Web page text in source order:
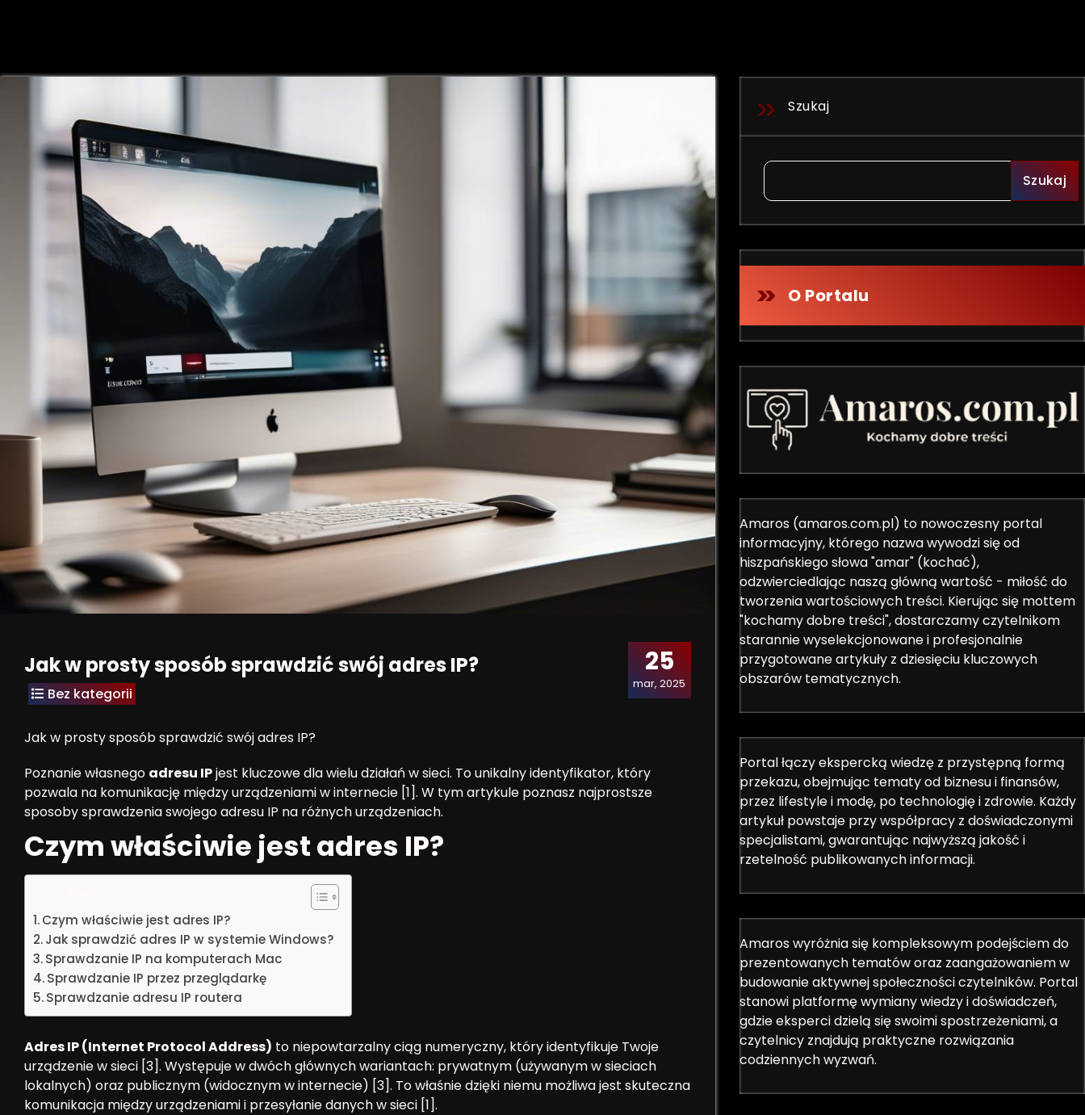
25
mar, 2025
Jak w prosty sposób sprawdzić swój adres IP?
Bez kategorii
Jak w prosty sposób sprawdzić swój adres IP?
Poznanie własnego adresu IPjest kluczowe dla wielu działań w sieci. To unikalny identyfikator, który
pozwala na komunikację między urządzeniami w internecie [1]. W tym artykule poznasz najprostsze
sposoby sprawdzenia swojego adresu IP na różnych urządzeniach.
Czym właściwie jest adres IP?
Czym właściwie jest adres IP?
Jak sprawdzić adres IP w systemie Windows?
Sprawdzanie IP na komputerach Mac
Sprawdzanie IP przez przeglądarkę
Sprawdzanie adresu IP routera
Adres IP (Internet Protocol Address) to niepowtarzalny ciąg numeryczny, który identyfikuje Twoje
urządzenie w sieci [3]. Występuje w dwóch głównych wariantach: prywatnym (używanym w sieciach
lokalnych) oraz publicznym (widocznym w internecie) [3]. To właśnie dzięki niemu możliwa jest skuteczna
komunikacja między urządzeniami i przesyłanie danych w sieci [1].
Szukaj
Szukaj
O Portalu
Amaros (amaros.com.pl) to nowoczesny portal
informacyjny, którego nazwa wywodzi się od
hiszpańskiego słowa "amar" (kochać),
odzwierciedlając naszą główną wartość - miłość do
tworzenia wartościowych treści. Kierując się mottem
"kochamy dobre treści", dostarczamy czytelnikom
starannie wyselekcjonowane i profesjonalnie
przygotowane artykuły z dziesięciu kluczowych
obszarów tematycznych.
Portal łączy ekspercką wiedzę z przystępną formą
przekazu, obejmując tematy od biznesu i finansów,
przez lifestyle i modę, po technologię i zdrowie. Każdy
artykuł powstaje przy współpracy z doświadczonymi
specjalistami, gwarantując najwyższą jakość i
rzetelność publikowanych informacji.
Amaros wyróżnia się kompleksowym podejściem do
prezentowanych tematów oraz zaangażowaniem w
budowanie aktywnej społeczności czytelników. Portal
stanowi platformę wymiany wiedzy i doświadczeń,
gdzie eksperci dzielą się swoimi spostrzeżeniami, a
czytelnicy znajdują praktyczne rozwiązania
codziennych wyzwań.